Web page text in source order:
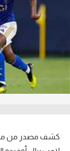
آراء حرة
ركن الألعاب
بطولات
أمريكا 2026
كشف مصدر من